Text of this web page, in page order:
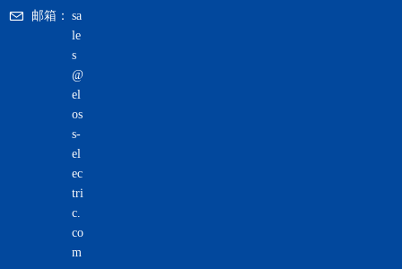
邮箱： sa
le
s
@
el
os
s-
el
ec
tri
c.
co
m